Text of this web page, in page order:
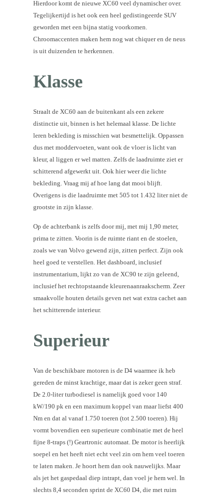
Hierdoor komt de nieuwe XC60 veel dynamischer over.
Tegelijkertijd is het ook een heel gedistingeerde SUV
geworden met een bijna statig voorkomen.
Chroomaccenten maken hem nog wat chiquer en de neus
is uit duizenden te herkennen.
Klasse
Straalt de XC60 aan de buitenkant als een zekere
distinctie uit, binnen is het helemaal klasse. De lichte
leren bekleding is misschien wat besmettelijk. Oppassen
dus met moddervoeten, want ook de vloer is licht van
kleur, al liggen er wel matten. Zelfs de laadruimte ziet er
schitterend afgewerkt uit. Ook hier weer die lichte
bekleding. Vraag mij af hoe lang dat mooi blijft.
Overigens is die laadruimte met 505 tot 1.432 liter niet de
grootste in zijn klasse.
Op de achterbank is zelfs door mij, met mij 1,90 meter,
prima te zitten. Voorin is de ruimte riant en de stoelen,
zoals we van Volvo gewend zijn, zitten perfect. Zijn ook
heel goed te verstellen. Het dashboard, inclusief
instrumentarium, lijkt zo van de XC90 te zijn geleend,
inclusief het rechtopstaande kleurenaanraakscherm. Zeer
smaakvolle houten details geven net wat extra cachet aan
het schitterende interieur.
Superieur
Van de beschikbare motoren is de D4 waarmee ik heb
gereden de minst krachtige, maar dat is zeker geen straf.
De 2.0-liter turbodiesel is namelijk goed voor 140
kW/190 pk en een maximum koppel van maar liefst 400
Nm en dat al vanaf 1.750 toeren (tot 2.500 toeren). Hij
vormt bovendien een superieure combinatie met de heel
fijne 8-traps (!) Geartronic automaat. De motor is heerlijk
soepel en het heeft niet echt veel zin om hem veel toeren
te laten maken. Je hoort hem dan ook nauwelijks. Maar
als jet het gaspedaal diep intrapt, dan voel je hem wel. In
slechts 8,4 seconden sprint de XC60 D4, die met ruim